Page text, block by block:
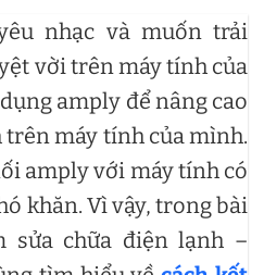
nhạc và muốn trải
vời trên máy tính của
amply để nâng cao
máy tính của mình.
amply với máy tính có
khăn. Vì vậy, trong bài
sửa chữa điện lạnh –